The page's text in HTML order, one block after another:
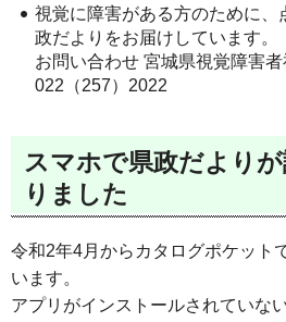
視覚に障害がある方のために、
政だよりをお届けしています。
お問い合わせ 宮城県視覚障害
022（257）2022
スマホで県政だより
りました
令和2年4月からカタログポケット
います。
アプリがインストールされていな